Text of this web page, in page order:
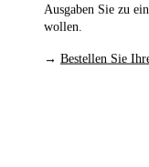
Ausgaben Sie zu
wollen.
→ Bestellen Sie